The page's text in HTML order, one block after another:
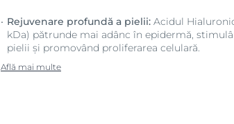
Rejuvenare profundă a pielii: Acidul
kDa) pătrunde mai adânc în epidermă,
pielii și promovând proliferarea celulară.
Află mai multe